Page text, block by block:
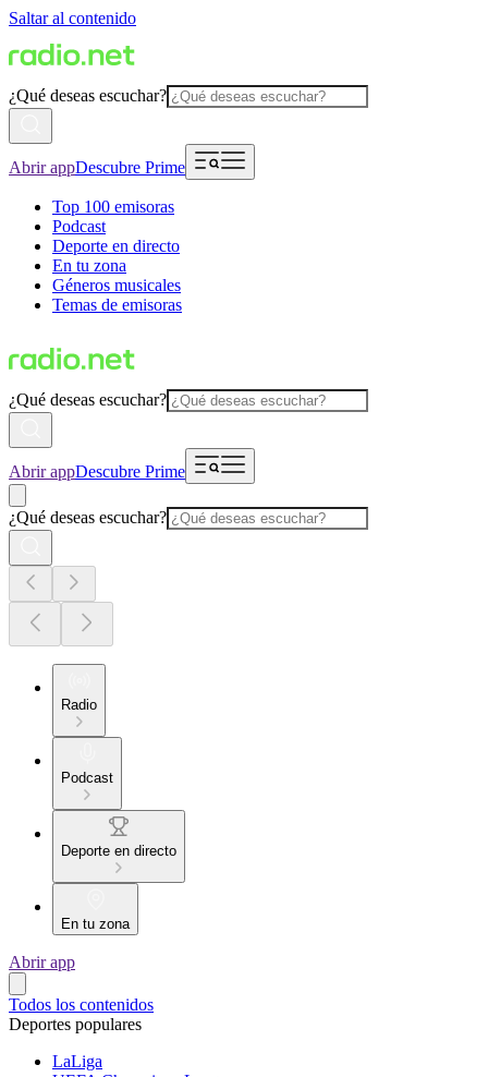
Saltar al contenido
¿Qué deseas escuchar?
Abrir appDescubre Prime
Top 100 emisoras
Podcast
Deporte en directo
En tu zona
Géneros musicales
Temas de emisoras
¿Qué deseas escuchar?
Abrir appDescubre Prime
¿Qué deseas escuchar?
Radio
Podcast
Deporte en directo
En tu zona
Abrir app
Todos los contenidos
Deportes populares
LaLiga